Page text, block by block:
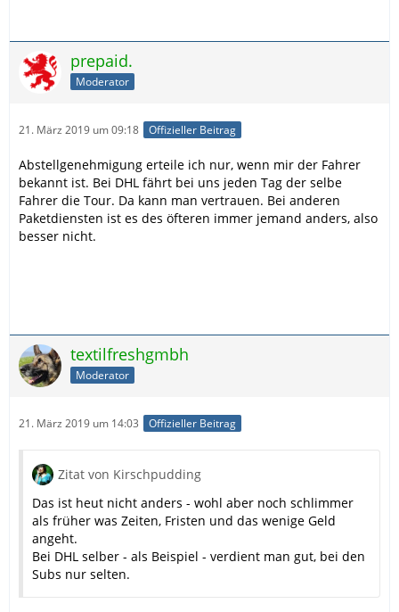
prepaid.
Moderator
21. März 2019 um 09:18 Offizieller Beitrag
Abstellgenehmigung erteile ich nur, wenn mir der Fahrer
bekannt ist. Bei DHL fährt bei uns jeden Tag der selbe
Fahrer die Tour. Da kann man vertrauen. Bei anderen
Paketdiensten ist es des öfteren immer jemand anders, also
besser nicht.
textilfreshgmbh
Moderator
21. März 2019 um 14:03 Offizieller Beitrag
Zitat von Kirschpudding
Das ist heut nicht anders - wohl aber noch schlimmer
als früher was Zeiten, Fristen und das wenige Geld
angeht.
Bei DHL selber - als Beispiel - verdient man gut, bei den
Subs nur selten.